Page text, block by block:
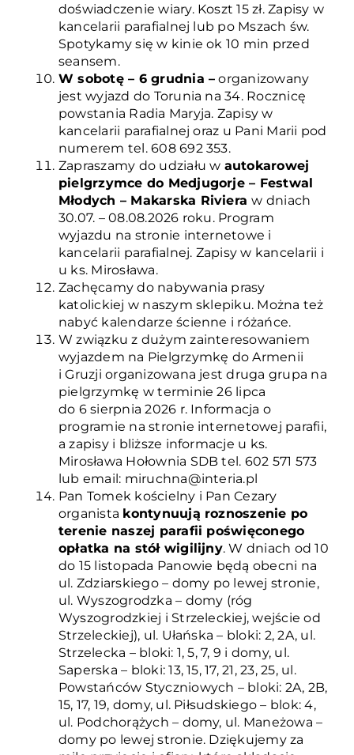
doświadczenie wiary. Koszt 15 zł. Zapisy w
kancelarii parafialnej lub po Mszach św.
Spotykamy się w kinie ok 10 min przed
seansem.
W sobotę – 6 grudnia – organizowany
jest wyjazd do Torunia na 34. Rocznicę
powstania Radia Maryja. Zapisy w
kancelarii parafialnej oraz u Pani Marii pod
numerem tel. 608 692 353.
Zapraszamy do udziału w autokarowej
pielgrzymce do Medjugorje – Festwal
Młodych – Makarska Rivieraw dniach
30.07. – 08.08.2026 roku. Program
wyjazdu na stronie internetowe i
kancelarii parafialnej. Zapisy w kancelarii i
u ks. Mirosława.
Zachęcamy do nabywania prasy
katolickiej w naszym sklepiku. Można też
nabyć kalendarze ścienne i różańce.
W związku z dużym zainteresowaniem
wyjazdem na Pielgrzymkę do Armenii
i Gruzji organizowana jest druga grupa na
pielgrzymkę w terminie 26 lipca
do 6 sierpnia 2026 r. Informacja o
programie na stronie internetowej parafii,
a zapisy i bliższe informacje u ks.
Mirosława Hołownia SDB tel. 602 571 573
lub email: miruchna@interia.pl
Pan Tomek kościelny i Pan Cezary
organista kontynuują roznoszenie po
terenie naszej parafii poświęconego
opłatka na stół wigilijny. W dniach od 10
do 15 listopada Panowie będą obecni na
ul. Zdziarskiego – domy po lewej stronie,
ul. Wyszogrodzka – domy (róg
Wyszogrodzkiej i Strzeleckiej, wejście od
Strzeleckiej), ul. Ułańska – bloki: 2, 2A, ul.
Strzelecka – bloki: 1, 5, 7, 9 i domy, ul.
Saperska – bloki: 13, 15, 17, 21, 23, 25, ul.
Powstańców Styczniowych – bloki: 2A, 2B,
15, 17, 19, domy, ul. Piłsudskiego – blok: 4,
ul. Podchorążych – domy, ul. Maneżowa –
domy po lewej stronie. Dziękujemy za